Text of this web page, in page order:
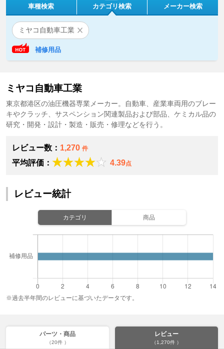
車種検索 カテゴリ検索 メーカー検索
ミヤコ自動車工業
補修用品
ミヤコ自動車工業
東京都港区の油圧機器専業メーカー。自動車、産業車両用のブレー
キやクラッチ、サスペンション関連製品および部品、ケミカル品の
研究・開発・設計・製造・販売・修理などを行う。
レビュー数： 1,270 件
平均評価： 4.39点
レビュー統計
カテゴリ 商品
※過去半年間のレビューに基づいたデータです。
パーツ・商品
（20件 ）
レビュー
（1,270件 ）